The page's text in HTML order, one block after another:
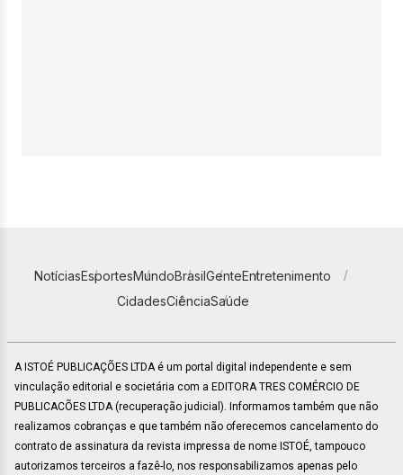
NotíciasEsportesMundoBrasilGenteEntretenimento
CidadesCiênciaSaúde
A ISTOÉ PUBLICAÇÕES LTDA é um portal digital independente e sem
vinculação editorial e societária com a EDITORA TRES COMÉRCIO DE
PUBLICACÕES LTDA (recuperação judicial). Informamos também que não
realizamos cobranças e que também não oferecemos cancelamento do
contrato de assinatura da revista impressa de nome ISTOÉ, tampouco
autorizamos terceiros a fazê-lo, nos responsabilizamos apenas pelo